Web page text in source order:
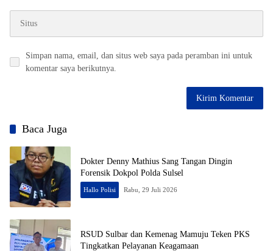
Simpan nama, email, dan situs web saya pada peramban ini untuk
komentar saya berikutnya.
Baca Juga
Dokter Denny Mathius Sang Tangan Dingin
Forensik Dokpol Polda Sulsel
Hallo Polisi Rabu, 29 Juli 2026
RSUD Sulbar dan Kemenag Mamuju Teken PKS
Tingkatkan Pelayanan Keagamaan